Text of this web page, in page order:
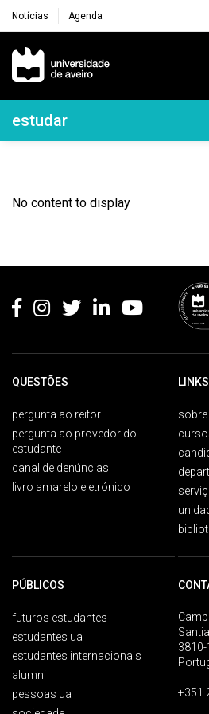
Notícias Agenda
Navegação Principal
Navegação Lateral
estudar
No content to display
QUESTÕES
pergunta ao reitor
pergunta ao provedor do
estudante
canal de denúncias
livro amarelo eletrónico
sobre
PÚBLICOS
futuros estudantes
estudantes ua
estudantes internacionais
alumni
pessoas ua
+351